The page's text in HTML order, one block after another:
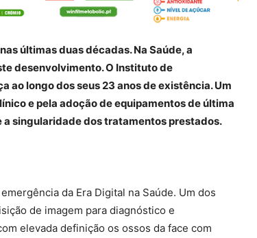
últimas duas décadas. Na Saúde, a
desenvolvimento. O Instituto de
ao longo dos seus 23 anos de existência. Um
e pela adoção de equipamentos de última
singularidade dos tratamentos prestados.
da Era Digital na Saúde. Um dos
de imagem para diagnóstico e
elevada definição os ossos da face com